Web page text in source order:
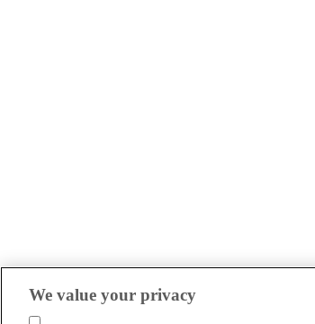
We value your privacy